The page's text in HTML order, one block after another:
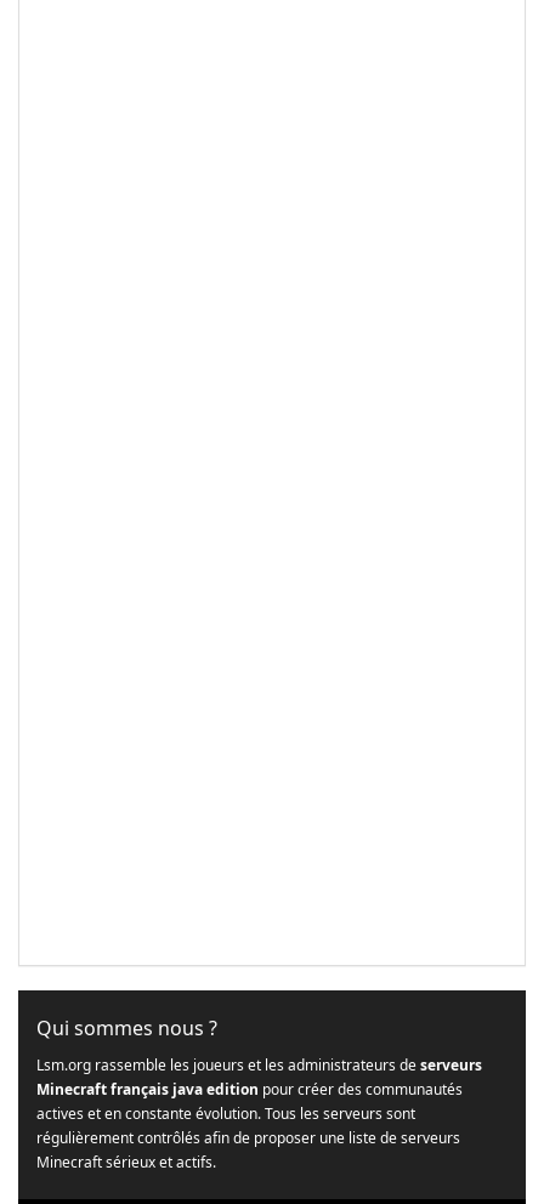
Qui sommes nous ?
Lsm.org rassemble les joueurs et les administrateurs deserveurs
Minecraft français java edition pour créer des communautés
actives et en constante évolution. Tous les serveurs sont
régulièrement contrôlés afin de proposer une liste de serveurs
Minecraft sérieux et actifs.